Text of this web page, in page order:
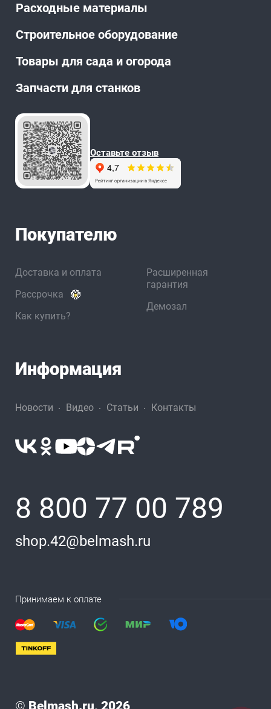
Расходные материалы
Строительное оборудование
Товары для сада и огорода
Запчасти для станков
Оставьте отзыв
Покупателю
Доставка и оплата
Рассрочка
Как купить?
Расширенная
гарантия
Демозал
Информация
Новости Видео Статьи Контакты
8 800 77 00 789
shop.42@belmash.ru
Принимаем к оплате
© Belmash.ru, 2026